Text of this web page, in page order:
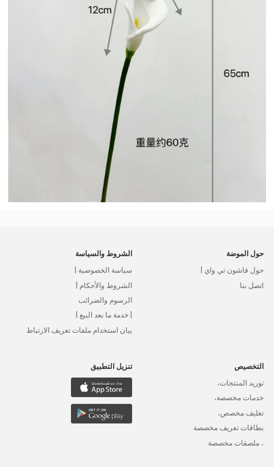
حول الموضة
حول فاشون تي واي |
اتصل بنا
الشروط والسياسة
سياسة الخصوصية |
الشروط والأحكام |
الرسوم والضرائب
| خدمة ما بعد البيع |
بيان استخدام ملفات تعريف الارتباط
التخصيص
توريد المنتجات،
خدمات مخصصة،
تغليف مخصص،
بطاقات تعريف مخصصة
، ملصقات مخصصة
تنزيل التطبيق